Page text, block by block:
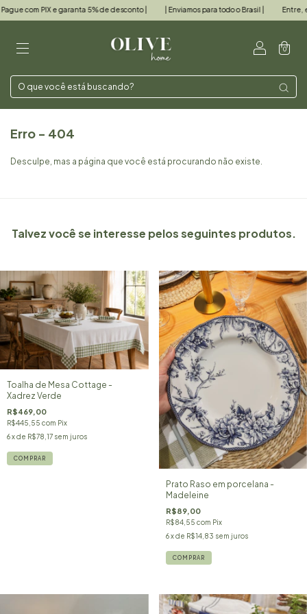
com PIX e garanta 5% de desconto | | Enviamos para todo o Brasil | Entre, e
0
Erro - 404
Desculpe, mas a página que você está procurando não existe.
Talvez você se interesse pelos seguintes produtos.
Toalha de Mesa Cottage -
Xadrez Verde
R$469,00
R$445,55 com Pix
6x de R$78,17 sem juros
Prato Raso em porcelana -
Madeleine
R$89,00
R$84,55 com Pix
6 x de R$14,83 sem juros